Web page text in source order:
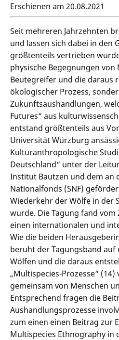
Erschienen am 20.08.2021
Seit mehreren Jahrzehnten
und lassen sich dabei in den
größtenteils vertrieben
physische Begegnungen
Beutegreifer und die daraus
ökologischer Prozess,
Zukunftsaushandlungen,
Futures“ aus
entstand größtenteils aus
Universität Würzburg
Kulturanthropologische
Deutschland“ unter der
Institut Bautzen und dem an
Nationalfonds (SNF)
Wiederkehr der Wölfe in der
wurde. Die Tagung fand vom
einen internationalen und
Wie die beiden
beruht der Tagungsband
Wölfen und die daraus
„Multispecies-Prozesse“
gemeinsam von Menschen
Entsprechend fragen die
Aushandlungsprozesse
zum einen einen Beitrag zur
Multispecies Ethnography